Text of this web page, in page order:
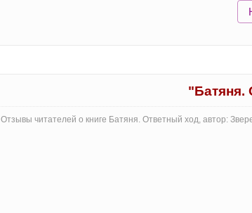
"Батяня.
Отзывы читателей о книге Батяня. Ответный ход, автор: